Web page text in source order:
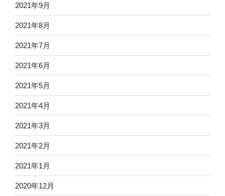
2021年9月
2021年8月
2021年7月
2021年6月
2021年5月
2021年4月
2021年3月
2021年2月
2021年1月
2020年12月